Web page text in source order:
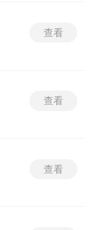
查看
查看
查看